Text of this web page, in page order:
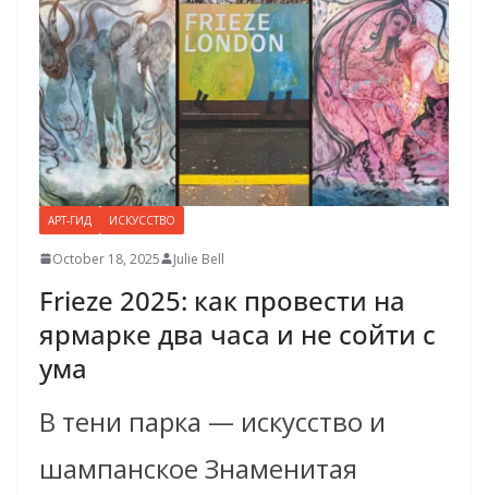
АРТ-ГИД ИСКУССТВО
October 18, 2025 Julie Bell
Frieze 2025: как провести на
ярмарке два часа и не сойти с
ума
В тени парка — искусство и
шампанское Знаменитая